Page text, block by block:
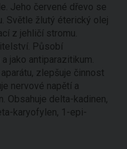
Jeho červené dřevo se
Světle žlutý éterický olej
z jehličí stromu.
Působí
jako antiparazitikum.
zlepšuje činnost
nervové napětí a
Obsahuje delta-kadinen,
karyofylen, 1-epi-